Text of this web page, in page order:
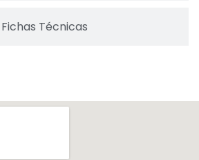
Fichas Técnicas